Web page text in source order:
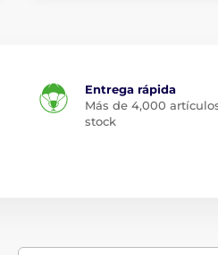
Entrega rápida
Más de 4,000
stock